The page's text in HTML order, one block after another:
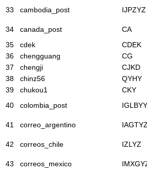
33
cambodia_post IJPZYZ
34
canada_post CA
35
cdek CDEK
36
chengguang CG
37
chengji CJKD
38
chinz56 QYHY
39
chukou1 CKY
40
colombia_post
41
correo_argentino
42
correos_chile IZLYZ
43
correos_mexico